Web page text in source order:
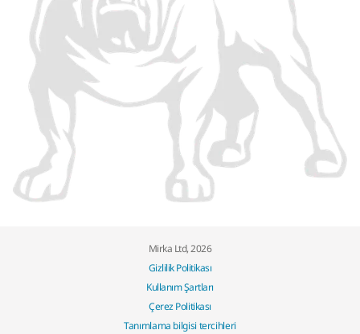
Mirka Ltd, 2026
Gizlilik Politikası
Kullanım Şartları
Çerez Politikası
Tanımlama bilgisi tercihleri